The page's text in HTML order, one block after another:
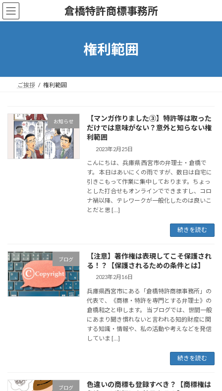
コ
ン
ナ
ビ
倉橋特許商標事務所
権利範囲
ご挨拶 権利範囲
お知らせ
【マンガ作りました③】特許等は取った
だけでは意味がない？意外と知らない権
利範囲
2023年2月25日
こんにちは、兵庫県 西宮市の弁理士・倉橋で
す。 本日はあいにくの雨ですが、数日は自宅に
引きこもって作業に集中しております。ちょっ
とした打合せもオンラインでできますし、コロ
ナ禍以降、テレワークが一般化したのは良いこ
とだと思 […]
続きを読む
ブログ
【注意】著作権は表現してこそ保護され
る！？【保護されるための条件とは】
2023年2月16日
兵庫県西宮市にある「倉橋特許商標事務所」の
代表で、《商標・特許を専門とする弁理士》の
倉橋和之と申します。 当ブログでは、世間一般
にあまり聞き慣れないと言われる知的財産に関
する知識・情報や、私の活動や考えなどを発信
していま […]
続きを読む
ブログ
色違いの商標も登録すべき？【商標権は